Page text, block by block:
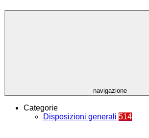
navigazione
Categorie
Disposizioni generali 514